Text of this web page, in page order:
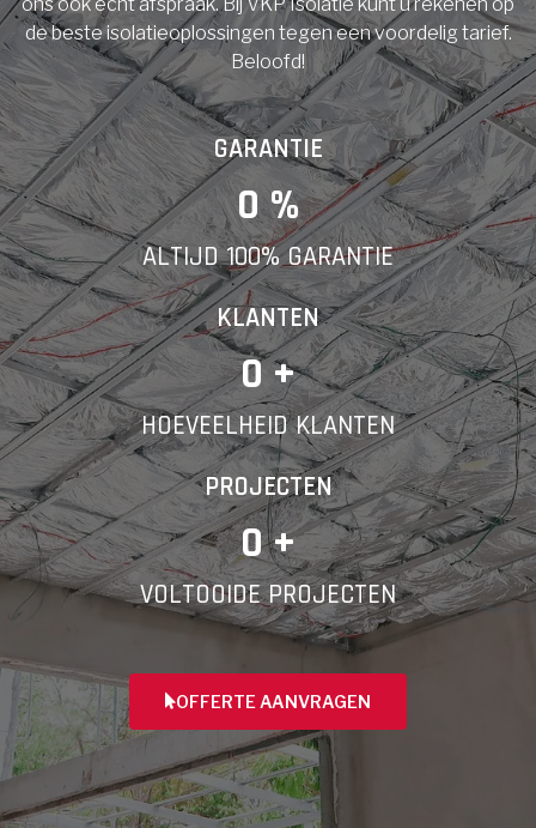
Gevelisolatie
Vorige Volgende
Achternaam
E-mail
Telefoonnummer
Vorige
ons ook echt afspraak. Bij VKP Isolatie kunt u rekenen op
de beste isolatieoplossingen tegen een voordelig tarief.
Beloofd!
GARANTIE
0 %
ALTIJD 100% GARANTIE
KLANTEN
0 +
HOEVEELHEID KLANTEN
PROJECTEN
0 +
VOLTOOIDE PROJECTEN
OFFERTE AANVRAGEN